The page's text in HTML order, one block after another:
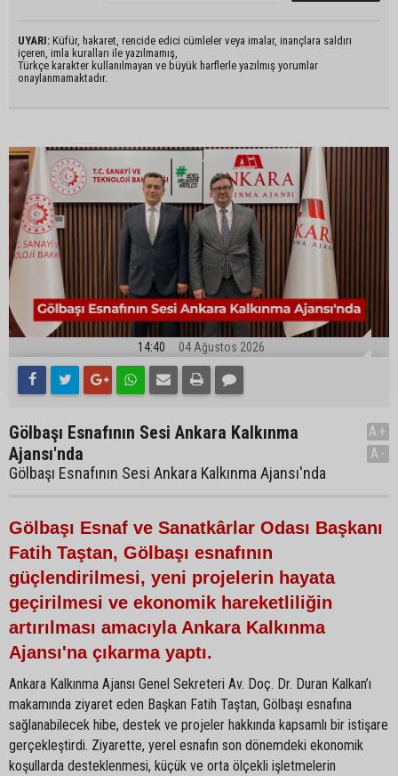
UYARI: Küfür, hakaret, rencide edici cümleler veya imalar, inançlara saldırı
içeren, imla kuralları ile yazılmamış,
Türkçe karakter kullanılmayan ve büyük harflerle yazılmış yorumlar
onaylanmamaktadır.
14:40 04 Ağustos 2026
Gölbaşı Esnafının Sesi Ankara Kalkınma
Ajansı'nda
Gölbaşı Esnafının Sesi Ankara Kalkınma Ajansı'nda
A+
A-
Gölbaşı Esnaf ve Sanatkârlar Odası Başkanı
Fatih Taştan, Gölbaşı esnafının
güçlendirilmesi, yeni projelerin hayata
geçirilmesi ve ekonomik hareketliliğin
artırılması amacıyla Ankara Kalkınma
Ajansı'na çıkarma yaptı.
Ankara Kalkınma Ajansı Genel Sekreteri Av. Doç. Dr. Duran Kalkan’ı
makamında ziyaret eden Başkan Fatih Taştan, Gölbaşı esnafına
sağlanabilecek hibe, destek ve projeler hakkında kapsamlı bir istişare
gerçekleştirdi. Ziyarette, yerel esnafın son dönemdeki ekonomik
koşullarda desteklenmesi, küçük ve orta ölçekli işletmelerin